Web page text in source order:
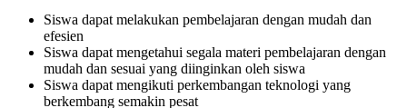
Siswa dapat melakukan pembelajaran dengan mudah dan
efesien
Siswa dapat mengetahui segala materi pembelajaran dengan
mudah dan sesuai yang diinginkan oleh siswa
Siswa dapat mengikuti perkembangan teknologi yang
berkembang semakin pesat